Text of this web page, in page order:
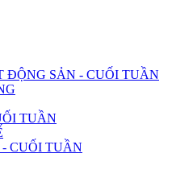
ĐỘNG SẢN - CUỐI TUẦN
TUẦN
CUỐI TUẦN